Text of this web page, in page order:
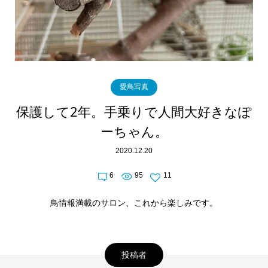
愛鳥写真
保護して2年。手乗りで人間大好きなぽ
ーちゃん。
2020.12.20
6 95 11
鳥情報満載のサロン、これから楽しみです。
投稿者